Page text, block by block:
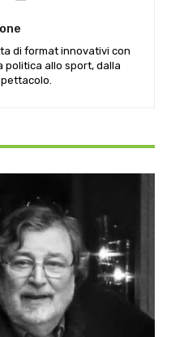
di format innovativi con
politica allo sport, dalla